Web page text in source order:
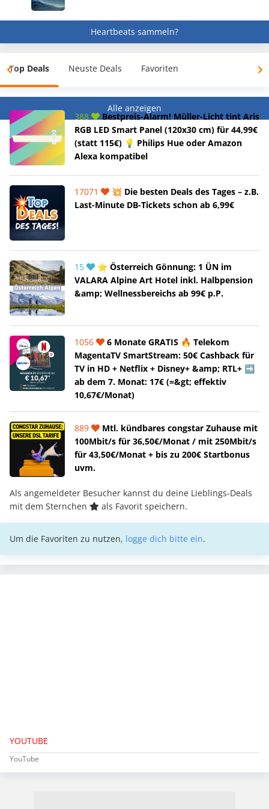
Heartbeats sammeln?
Top Deals Neuste Deals Favoriten
Alle anzeigen
388
Bestpreis-Alarm! Müller-Licht tint Aris
RGB LED Smart Panel (120x30 cm) für 44,99€
(statt 115€) 💡 Philips Hue oder Amazon
Alexa kompatibel
17071
💥 Die besten Deals des Tages – z.B.
Last-Minute DB-Tickets schon ab 6,99€
15
⭐ Österreich Gönnung: 1 ÜN im
VALARA Alpine Art Hotel inkl. Halbpension
&amp; Wellnessbereichs ab 99€ p.P.
1056
6 Monate GRATIS 🔥 Telekom
MagentaTV SmartStream: 50€ Cashback für
TV in HD + Netflix + Disney+ &amp; RTL+ ➡️
ab dem 7. Monat: 17€ (=&gt; effektiv
10,67€/Monat)
889
Mtl. kündbares congstar Zuhause mit
100Mbit/s für 36,50€/Monat / mit 250Mbit/s
für 43,50€/Monat + bis zu 200€ Startbonus
uvm.
Als angemeldeter Besucher kannst du deine Lieblings-Deals
mit dem Sternchen
als Favorit speichern.
Um die Favoriten zu nutzen, logge dich bitte ein.
YOUTUBE
YouTube